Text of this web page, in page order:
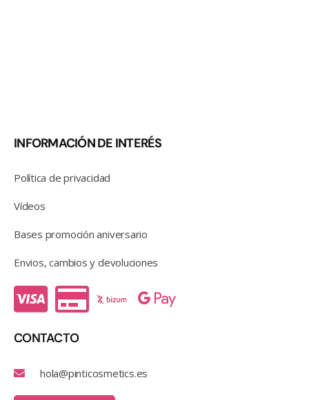
INFORMACIÓN DE INTERÉS
Política de privacidad
Vídeos
Bases promoción aniversario
Envios, cambios y devoluciones
CONTACTO
hola@pinticosmetics.es